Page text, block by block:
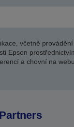
včetně
Epson
a chovní na
Partners